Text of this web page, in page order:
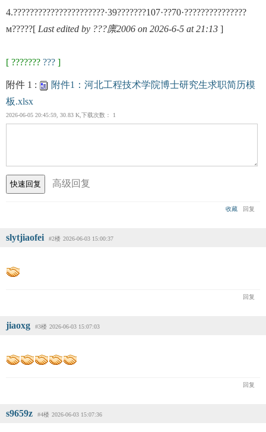
4.??????????????????????·39???????107·??70·???????????????
м?????[ Last edited by ???廪2006 on 2026-6-5 at 21:13 ]
[ ??????? ??? ]
附件 1 :
附件1：河北工程技术学院博士研究生求职简历模
板.xlsx
2026-06-05 20:45:59, 30.83 K,下载次数： 1
高级回复
收藏 回复
slytjiaofei #2楼 2026-06-03 15:00:37
回复
jiaoxg #3楼 2026-06-03 15:07:03
回复
s9659z #4楼 2026-06-03 15:07:36